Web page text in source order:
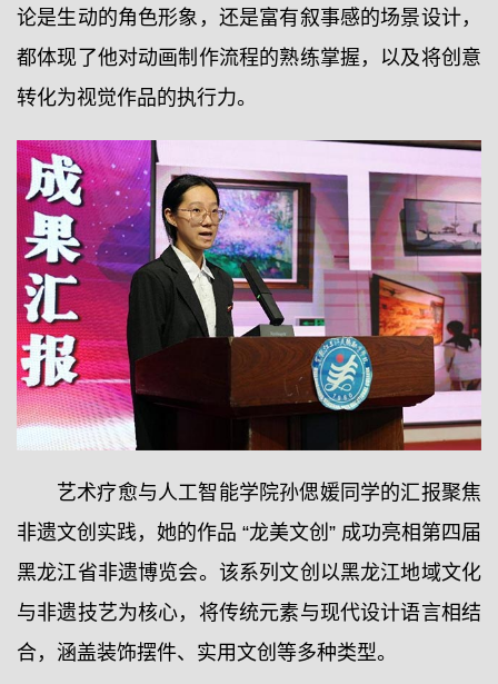
论是生动的角色形象，还是富有叙事感的场景设计，
都体现了他对动画制作流程的熟练掌握，以及将创意
转化为视觉作品的执行力。
艺术疗愈与人工智能学院孙偲媛同学的汇报聚焦
非遗文创实践，她的作品 “龙美文创” 成功亮相第四届
黑龙江省非遗博览会。该系列文创以黑龙江地域文化
与非遗技艺为核心，将传统元素与现代设计语言相结
合，涵盖装饰摆件、实用文创等多种类型。